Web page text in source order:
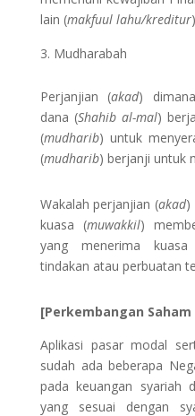
lain (makfuul lahu/kreditur
Mudharabah
Perjanjian (akad)
dana (Shahib al-mal)
(mudharib) untuk
(mudharib) berjanji untuk
Wakalah perjanjian (akad)
kuasa (muwakkil)
yang menerima
tindakan atau perbuatan
[Perkembangan Saham
Aplikasi pasar modal
sudah ada beberapa
pada keuangan syariah
yang sesuai dengan